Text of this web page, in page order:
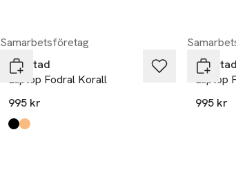
Samarbetsföretag
Gyllstad
Laptop Fodral Korall
995 kr
Produkten finns i färgerna:
svart
orange
Gyllstad
Laptop
995 kr